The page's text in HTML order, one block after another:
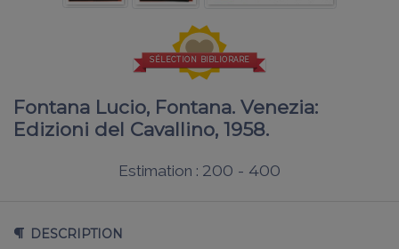
SÉLECTION BIBLIORARE
Fontana Lucio, Fontana. Venezia:
Edizioni del Cavallino, 1958.
Estimation : 200 - 400
DESCRIPTION